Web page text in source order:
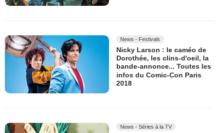
News - Festivals
Nicky Larson : le caméo de
Dorothée, les clins-d'oeil, la
bande-annonce... Toutes les
infos du Comic-Con Paris
2018
News - Séries à la TV